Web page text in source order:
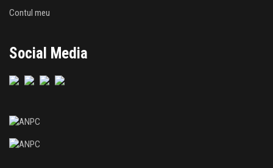
Contul meu
Social Media